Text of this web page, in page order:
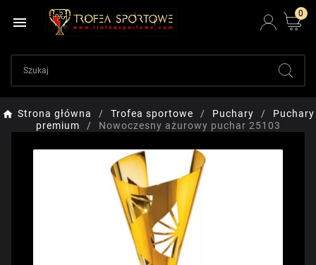

0
Strona główna Trofea sportowe Puchary
Puchary
premium
Nowoczesny ażurowy puchar 25103